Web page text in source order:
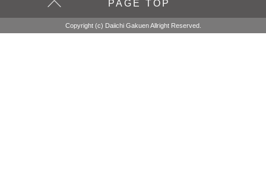
PAGE TOP
Copyright (c) Daiichi Gakuen Allright Reserved.